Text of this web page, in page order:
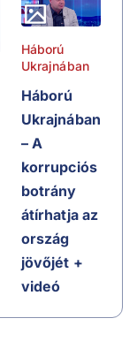
Háború
Ukrajnában
Háború
Ukrajnában
– A
korrupciós
botrány
átírhatja az
ország
jövőjét +
videó